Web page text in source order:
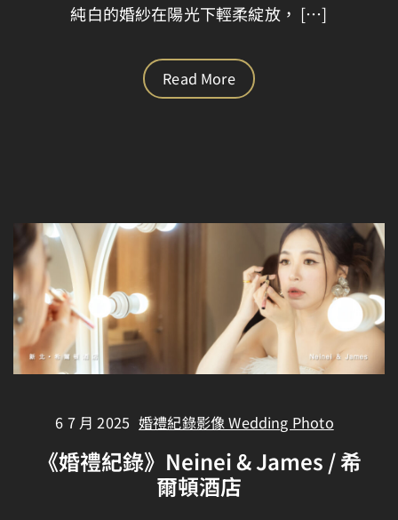
純白的婚紗在陽光下輕柔綻放， […]
Read More
6 7 月 2025 婚禮紀錄影像 Wedding Photo
《婚禮紀錄》Neinei & James / 希
爾頓酒店